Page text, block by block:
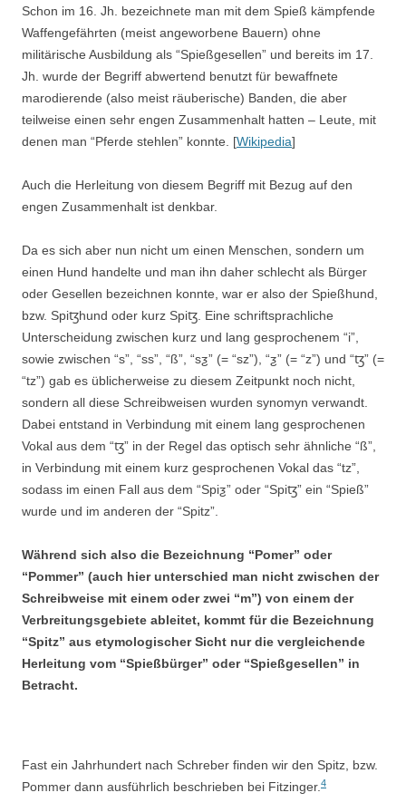
Schon im 16. Jh. bezeichnete man mit dem Spieß kämpfende
Waffengefährten (meist angeworbene Bauern) ohne
militärische Ausbildung als “Spießgesellen” und bereits im 17.
Jh. wurde der Begriff abwertend benutzt für bewaffnete
marodierende (also meist räuberische) Banden, die aber
teilweise einen sehr engen Zusammenhalt hatten – Leute, mit
denen man “Pferde stehlen” konnte. [Wikipedia]
Auch die Herleitung von diesem Begriff mit Bezug auf den
engen Zusammenhalt ist denkbar.
Da es sich aber nun nicht um einen Menschen, sondern um
einen Hund handelte und man ihn daher schlecht als Bürger
oder Gesellen bezeichnen konnte, war er also der Spießhund,
bzw. Spiꜩhund oder kurz Spiꜩ. Eine schriftsprachliche
Unterscheidung zwischen kurz und lang gesprochenem “i”,
sowie zwischen “s”, “ss”, “ß”, “sƺ” (= “sz”), “ƺ” (= “z”) und “ꜩ” (=
“tz”) gab es üblicherweise zu diesem Zeitpunkt noch nicht,
sondern all diese Schreibweisen wurden synomyn verwandt.
Dabei entstand in Verbindung mit einem lang gesprochenen
Vokal aus dem “ꜩ” in der Regel das optisch sehr ähnliche “ß”,
in Verbindung mit einem kurz gesprochenen Vokal das “tz”,
sodass im einen Fall aus dem “Spiƺ” oder “Spiꜩ” ein “Spieß”
wurde und im anderen der “Spitz”.
Während sich also die Bezeichnung “Pomer” oder
“Pommer” (auch hier unterschied man nicht zwischen der
Schreibweise mit einem oder zwei “m”) von einem der
Verbreitungsgebiete ableitet, kommt für die Bezeichnung
“Spitz” aus etymologischer Sicht nur die vergleichende
Herleitung vom “Spießbürger” oder “Spießgesellen” in
Betracht.
Fast ein Jahrhundert nach Schreber finden wir den Spitz, bzw.
Pommer dann ausführlich beschrieben bei Fitzinger. 4